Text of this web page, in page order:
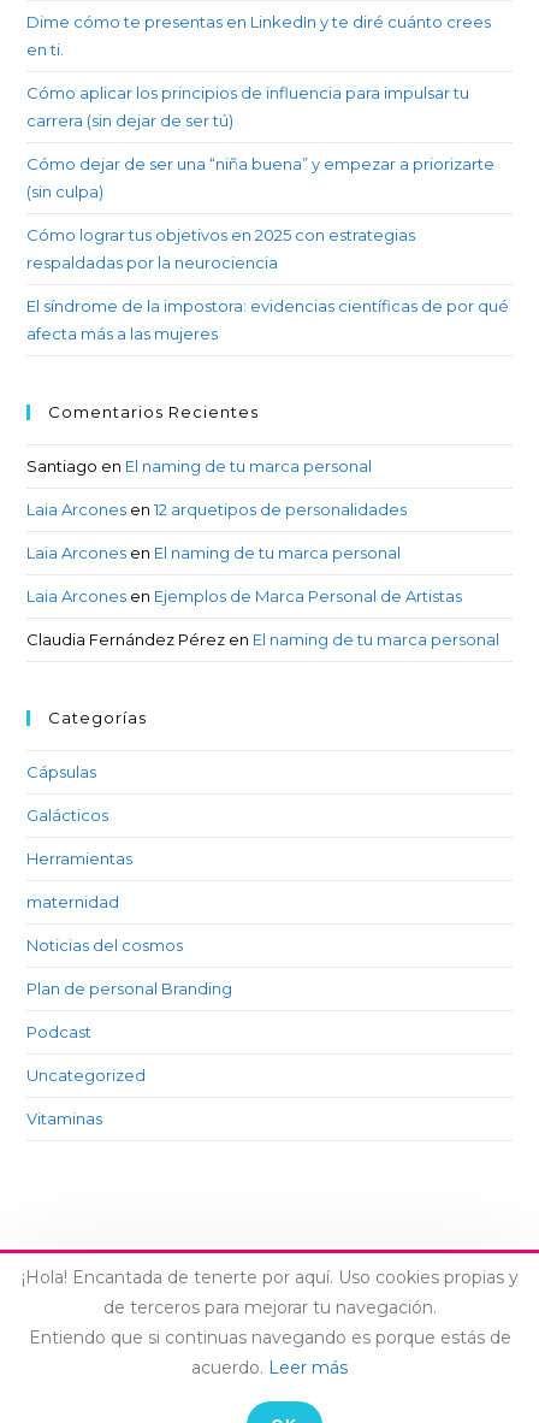
Dime cómo te presentas en LinkedIn y te diré cuánto crees
en ti.
Cómo aplicar los principios de influencia para impulsar tu
carrera (sin dejar de ser tú)
Cómo dejar de ser una “niña buena” y empezar a priorizarte
(sin culpa)
Cómo lograr tus objetivos en 2025 con estrategias
respaldadas por la neurociencia
El síndrome de la impostora: evidencias científicas de por qué
afecta más a las mujeres
Comentarios Recientes
Santiago en El naming de tu marca personal
Laia Arcones en12 arquetipos de personalidades
Laia Arcones en El naming de tu marca personal
Laia Arcones en Ejemplos de Marca Personal de Artistas
Claudia Fernández Pérez en El naming de tu marca personal
Categorías
Cápsulas
Galácticos
Herramientas
maternidad
Noticias del cosmos
Plan de personal Branding
Podcast
Uncategorized
Vitaminas
AVISO LEGAL -
CONTACTO
¡Hola! Encantada de tenerte por aquí. Uso cookies propias y
de terceros para mejorar tu navegación.
Entiendo que si continuas navegando es porque estás de
acuerdo. Leer más